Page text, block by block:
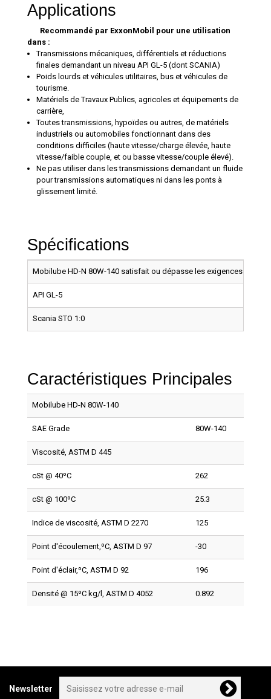
Applications
Recommandé par ExxonMobil pour une utilisation
dans :
Transmissions mécaniques, différentiels et réductions
finales demandant un niveau API GL-5 (dont SCANIA)
Poids lourds et véhicules utilitaires, bus et véhicules de
tourisme.
Matériels de Travaux Publics, agricoles et équipements de
carrière,
Toutes transmissions, hypoïdes ou autres, de matériels
industriels ou automobiles fonctionnant dans des
conditions difficiles (haute vitesse/charge élevée, haute
vitesse/faible couple, et ou basse vitesse/couple élevé).
Ne pas utiliser dans les transmissions demandant un fluide
pour transmissions automatiques ni dans les ponts à
glissement limité.
Spécifications
Mobilube HD-N 80W-140 satisfait ou dépasse les exigences :
API GL-5
Scania STO 1:0
Caractéristiques Principales
Mobilube HD-N 80W-140
SAE Grade 80W-140
Viscosité, ASTM D 445
cSt @ 40ºC 262
cSt @ 100ºC 25.3
Indice de viscosité, ASTM D 2270 125
Point d'écoulement,ºC, ASTM D 97 -30
Point d'éclair,ºC, ASTM D 92 196
Densité @ 15ºC kg/l, ASTM D 4052 0.892
Newsletter